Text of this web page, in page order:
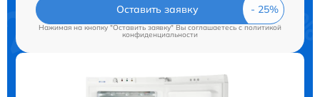
Оставить заявку
Нажимая на кнопку "Оставить заявку" Вы соглашаетесь cполитикой
конфиденциальности